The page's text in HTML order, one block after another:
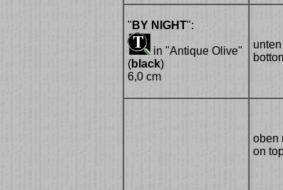
" BY NIGHT":
in "Antique Olive"
(black)
6,0 cm
oben
on